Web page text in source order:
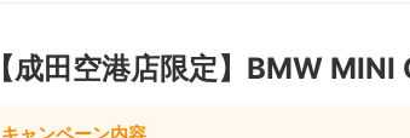
【成田空港店限定】BMW